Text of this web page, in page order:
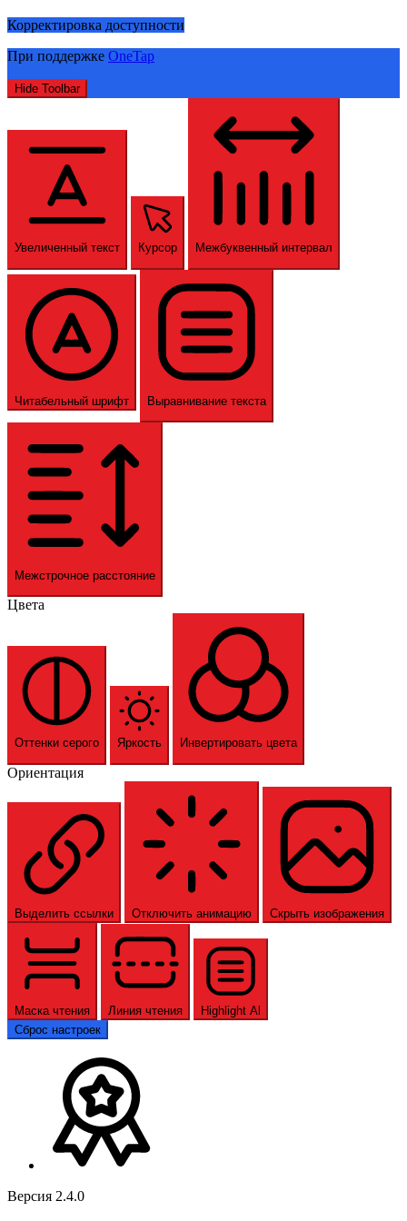
Корректировка доступности
При поддержке OneTap
Hide Toolbar
Увеличенный текст Курсор Межбуквенный интервал
Читабельный шрифт Выравнивание текста
Межстрочное расстояние
Цвета
Оттенки серого Яркость Инвертировать цвета
Ориентация
Выделить ссылки Отключить анимацию Скрыть изображения
Маска чтения Линия чтения
Highlight Al
Сброс настроек
Версия 2.4.0